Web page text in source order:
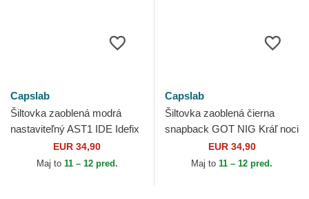
Capslab
Šiltovka zaoblená modrá
nastaviteľný AST1 IDE Idefix
Asterix Capslab
EUR 34,90
Maj to 11 – 12 pred.
Capslab
Šiltovka zaoblená čierna
snapback GOT NIG Kráľ noci
Hra o tróny Capslab
EUR 34,90
Maj to 11 – 12 pred.